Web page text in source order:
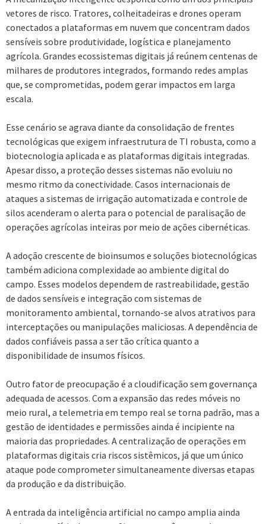
vetores de risco. Tratores, colheitadeiras e drones operam
conectados a plataformas em nuvem que concentram dados
sensíveis sobre produtividade, logística e planejamento
agrícola. Grandes ecossistemas digitais já reúnem centenas de
milhares de produtores integrados, formando redes amplas
que, se comprometidas, podem gerar impactos em larga
escala.
Esse cenário se agrava diante da consolidação de frentes
tecnológicas que exigem infraestrutura de TI robusta, como a
biotecnologia aplicada e as plataformas digitais integradas.
Apesar disso, a proteção desses sistemas não evoluiu no
mesmo ritmo da conectividade. Casos internacionais de
ataques a sistemas de irrigação automatizada e controle de
silos acenderam o alerta para o potencial de paralisação de
operações agrícolas inteiras por meio de ações cibernéticas.
A adoção crescente de bioinsumos e soluções biotecnológicas
também adiciona complexidade ao ambiente digital do
campo. Esses modelos dependem de rastreabilidade, gestão
de dados sensíveis e integração com sistemas de
monitoramento ambiental, tornando-se alvos atrativos para
interceptações ou manipulações maliciosas. A dependência de
dados confiáveis passa a ser tão crítica quanto a
disponibilidade de insumos físicos.
Outro fator de preocupação é a cloudificação sem governança
adequada de acessos. Com a expansão das redes móveis no
meio rural, a telemetria em tempo real se torna padrão, mas a
gestão de identidades e permissões ainda é incipiente na
maioria das propriedades. A centralização de operações em
plataformas digitais cria riscos sistêmicos, já que um único
ataque pode comprometer simultaneamente diversas etapas
da produção e da distribuição.
A entrada da inteligência artificial no campo amplia ainda